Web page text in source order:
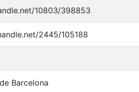
10803/398853
2445/105188
Barcelona